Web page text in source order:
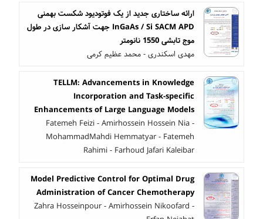
ارائه ساختاری جدید از یک فوتودیود شکست بهمنی
InGaAs / Si SACM APD جهت آشکار سازی در طول
موج تابشی 1550 نانومتر
مهدی اسکندری - محمد عظیم کرمی
TELLM: Advancements in Knowledge
Incorporation and Task-specific
Enhancements of Large Language Models
Fatemeh Feizi - Amirhossein Hossein Nia -
MohammadMahdi Hemmatyar - Fatemeh
Rahimi - Farhoud Jafari Kaleibar
Model Predictive Control for Optimal Drug
Administration of Cancer Chemotherapy
Zahra Hosseinpour - Amirhossein Nikoofard -